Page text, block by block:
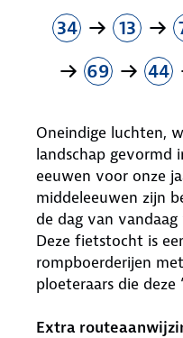
34 13
69
44
Oneindige luchten,
landschap gevormd
eeuwen voor onze
middeleeuwen zijn
de dag van
Deze fietstocht is
rompboerderijen
ploeteraars die
Extra